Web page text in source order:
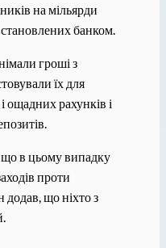
на мільярди
банком.
гроші з
їх для
ощадних рахунків і
в цьому випадку
проти
що ніхто з